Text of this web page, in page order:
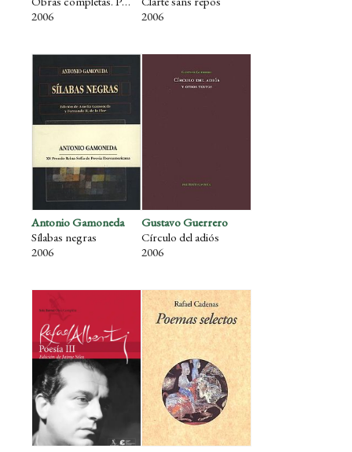
2006
2006
Antonio Gamoneda
Sílabas negras
2006
Gustavo Guerrero
Círculo del adiós
2006